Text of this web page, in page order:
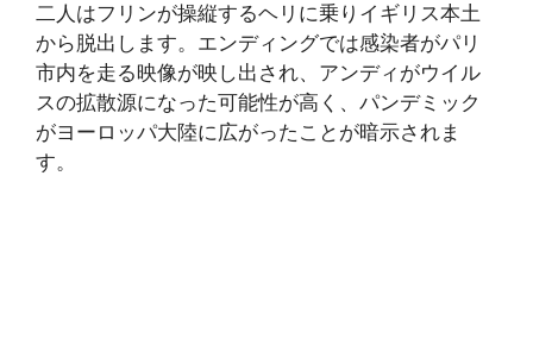
二人はフリンが操縦するヘリに乗りイギリス本土
から脱出します。エンディングでは感染者がパリ
市内を走る映像が映し出され、アンディがウイル
スの拡散源になった可能性が高く、パンデミック
がヨーロッパ大陸に広がったことが暗示されま
す。